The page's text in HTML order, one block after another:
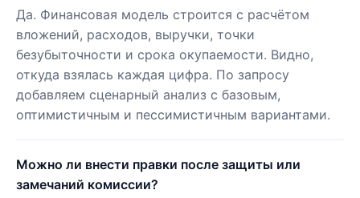
Да. Финансовая модель строится с расчётом
вложений, расходов, выручки, точки
безубыточности и срока окупаемости. Видно,
откуда взялась каждая цифра. По запросу
добавляем сценарный анализ с базовым,
оптимистичным и пессимистичным вариантами.
Можно ли внести правки после защиты или
замечаний комиссии?